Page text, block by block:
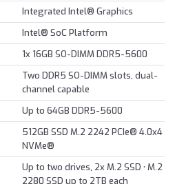
Integrated Intel® Graphics
Intel® SoC Platform
1x 16GB SO-DIMM DDR5-5600
Two DDR5 SO-DIMM slots, dual-
channel capable
Up to 64GB DDR5-5600
512GB SSD M.2 2242 PCIe® 4.0x4
NVMe®
Up to two drives, 2x M.2 SSD • M.2
2280 SSD up to 2TB each